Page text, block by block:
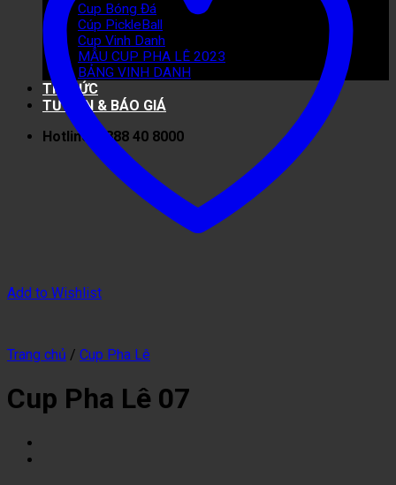
Cup Bóng Đá
Cúp PickleBall
Cup Vinh Danh
MẪU CUP PHA LÊ 2023
BẢNG VINH DANH
TIN TỨC
TƯ VẤN & BÁO GIÁ
Hotline: 0888 40 8000
Add to Wishlist
Trang chủ / Cup Pha Lê
Cup Pha Lê 07